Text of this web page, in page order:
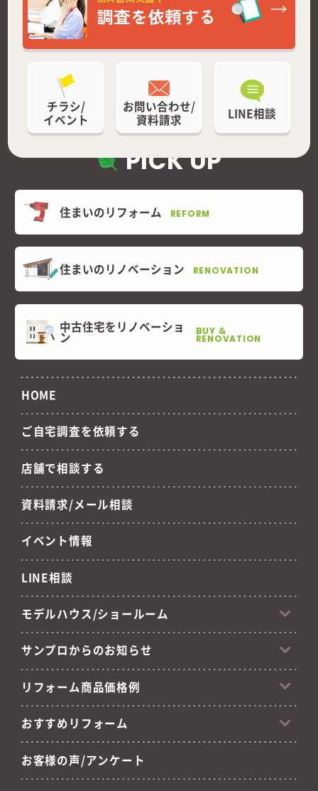
調査を依頼する
チラシ/
イベント
お問い合わせ/
資料請求
LINE相談
PICK UP
住まいのリフォーム REFORM
住まいのリノベーション RENOVATION
中古住宅をリノベーショ
ン BUY &
RENOVATION
HOME
ご自宅調査を依頼する
店舗で相談する
資料請求/メール相談
イベント情報
LINE相談
モデルハウス/ショールーム
サンプロからのお知らせ
リフォーム商品価格例
おすすめリフォーム
お客様の声/アンケート